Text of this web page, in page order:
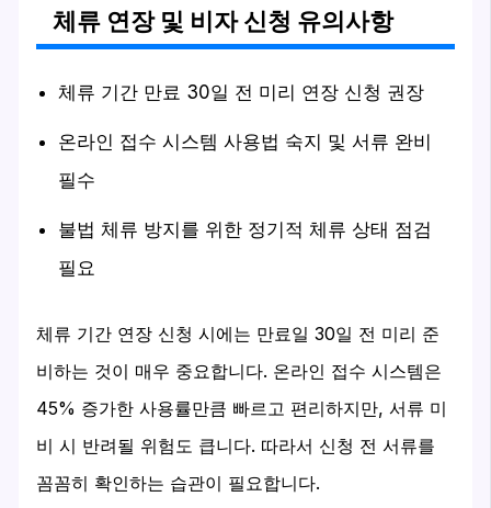
체류 연장 및 비자 신청 유의사항
체류 기간 만료 30일 전 미리 연장 신청 권장
온라인 접수 시스템 사용법 숙지 및 서류 완비
필수
불법 체류 방지를 위한 정기적 체류 상태 점검
필요
체류 기간 연장 신청 시에는 만료일 30일 전 미리 준
비하는 것이 매우 중요합니다. 온라인 접수 시스템은
45% 증가한 사용률만큼 빠르고 편리하지만, 서류 미
비 시 반려될 위험도 큽니다. 따라서 신청 전 서류를
꼼꼼히 확인하는 습관이 필요합니다.